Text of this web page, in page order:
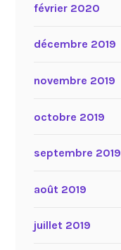
février 2020
décembre 2019
novembre 2019
octobre 2019
septembre 2019
août 2019
juillet 2019